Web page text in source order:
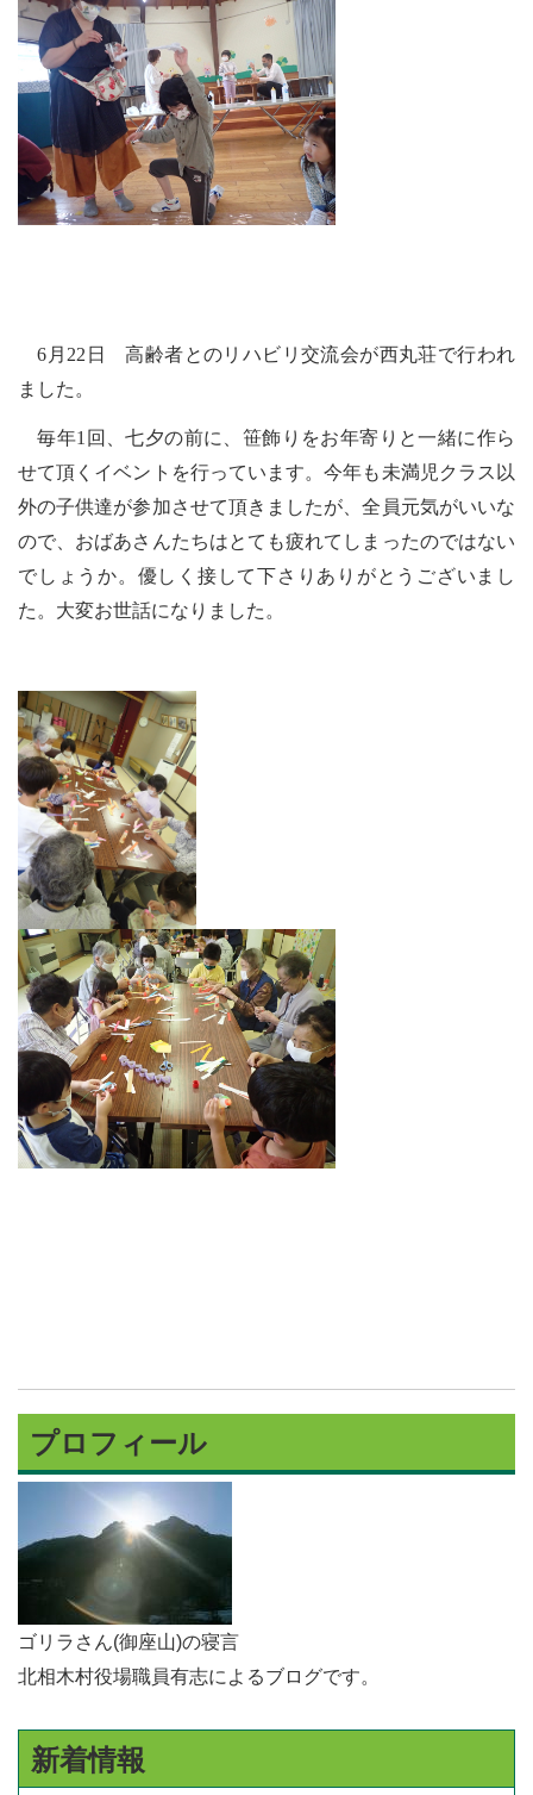
6月22日 高齢者とのリハビリ交流会が西丸荘で行われ
ました。
毎年1回、七夕の前に、笹飾りをお年寄りと一緒に作ら
せて頂くイベントを行っています。今年も未満児クラス以
外の子供達が参加させて頂きましたが、全員元気がいいな
ので、おばあさんたちはとても疲れてしまったのではない
でしょうか。優しく接して下さりありがとうございまし
た。大変お世話になりました。
プロフィール
ゴリラさん(御座山)の寝言
北相木村役場職員有志によるブログです。
新着情報